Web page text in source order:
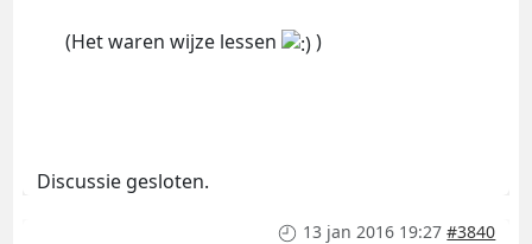
(Het waren wijze lessen )
Discussie gesloten.
13 jan 2016 19:27 #3840